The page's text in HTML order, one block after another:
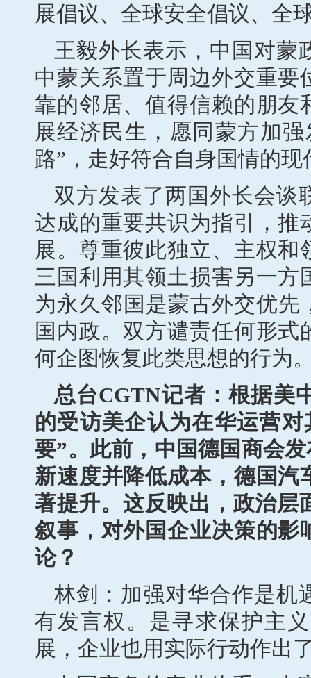
展倡议、全球安全倡议、全
王毅外长表示，中国对蒙
中蒙关系置于周边外交重要
靠的邻居、值得信赖的朋友
展经济民生，愿同蒙方加
路”，走好符合自身国情的现
双方发表了两国外长会谈
达成的重要共识为指引，推
展。尊重彼此独立、主权
三国利用其领土损害另一方
为永久邻国是蒙古外交优先
国内政。双方谴责任何形
何企图恢复此类思想的行为
总台CGTN记者：根据美
的受访美企认为在华运营
要”。此前，中国德国商会
新速度并降低成本，德国汽
著提升。这反映出，政治层
叙事，对外国企业决策的影
论？
林剑：加强对华合作是机
有发言权。是寻求保护主
展，企业也用实际行动作出